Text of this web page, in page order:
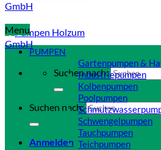
Suchen nach:
Suchen nach:
Anmelden
Menu
PUMPEN
Gartenpumpen &
Industriepumpen
Kolbenpumpen
Poolpumpen
Schwengelpumpen
Tauchpumpen
Teichpumpen